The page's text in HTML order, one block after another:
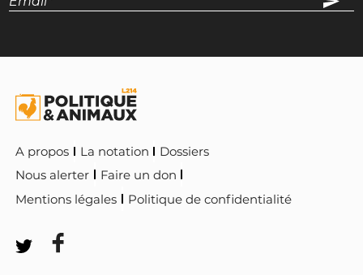
A propos La notation
Dossiers
Nous alerter
Faire un don
Mentions légales
Politique de confidentialité